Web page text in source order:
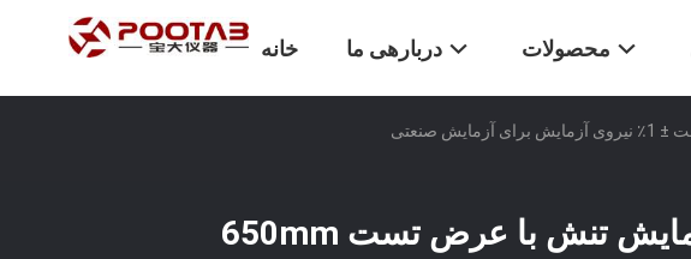
خانه دربارهی ما محصولات
دستگاه آزمایش تنش با عرض تست 650mm